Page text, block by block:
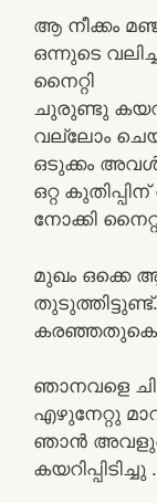
ആ നീക്കം
ഒന്നുടെ
നൈറ്റി
ചുരുണ്ടു
വല്ലോം
ഒടുക്കം
ഒറ്റ
നോക്കി നൈറ്റി
മുഖം ഒക്കെ
ഞാനവളെ
എഴുനേറ്റു
ഞാൻ
കയറിപ്പിടിച്ചു .